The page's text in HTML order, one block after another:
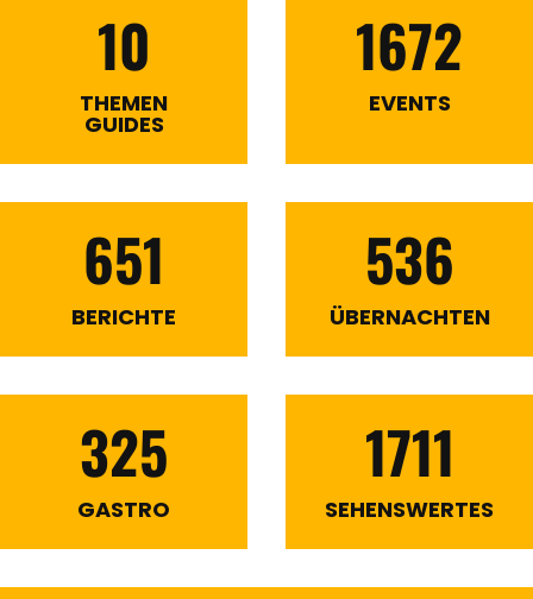
10
THEMEN
GUIDES
1672
EVENTS
651
BERICHTE
536
ÜBERNACHTEN
325
GASTRO
1711
SEHENSWERTES